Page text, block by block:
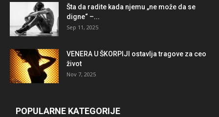
Šta da radite kada njemu „ne može da se
digne“ –...
Sep 11, 2025
VENERA U ŠKORPIJI ostavlja tragove za ceo
život
Nov 7, 2025
POPULARNE KATEGORIJE